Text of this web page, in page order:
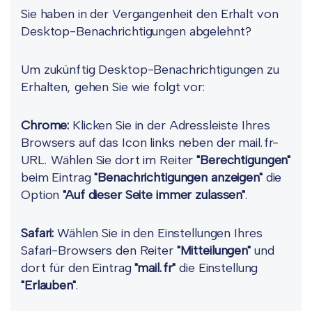
Sie haben in der Vergangenheit den Erhalt von
Desktop-Benachrichtigungen abgelehnt?
Um zukünftig Desktop-Benachrichtigungen zu
Erhalten, gehen Sie wie folgt vor:
Chrome: Klicken Sie in der Adressleiste Ihres
Browsers auf das Icon links neben der mail.fr-
URL. Wählen Sie dort im Reiter"Berechtigungen"
beim Eintrag"Benachrichtigungen anzeigen"die
Option"Auf dieser Seite immer zulassen".
Safari: Wählen Sie in den Einstellungen Ihres
Safari-Browsers den Reiter "Mitteilungen"und
dort für den Eintrag"mail.fr" die Einstellung
"Erlauben".